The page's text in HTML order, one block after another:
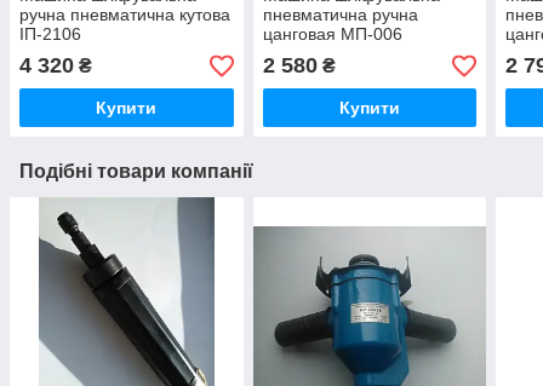
ручна пневматична кутова
ІП-2106
4 320 ₴
Купити
пневматична ручна
цанговая МП-006
2 580₴
Купити
2
Подібні товари компанії